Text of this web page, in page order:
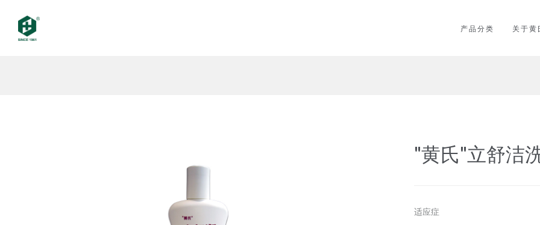
产品分类 关于黄
"黄氏"立舒洁
适应症